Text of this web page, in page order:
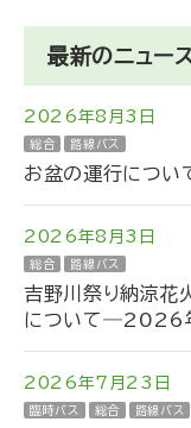
最新のニュース
2026年8月3日
総合 路線バス
お盆の運行につい
2026年8月3日
総合 路線バス
吉野川祭り納涼花
について―2026
2026年7月23日
臨時バス 総合 路線バス